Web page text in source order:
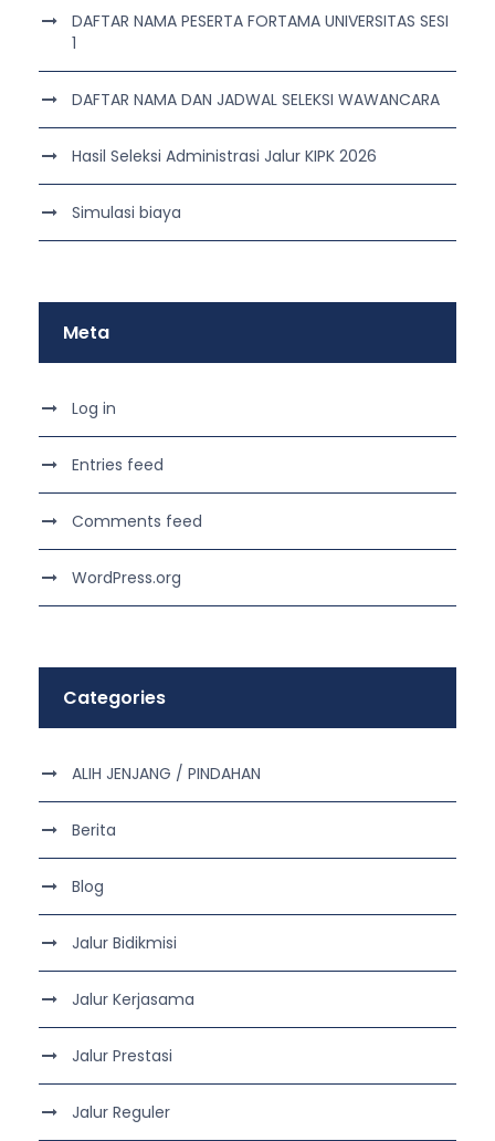
DAFTAR NAMA PESERTA FORTAMA UNIVERSITAS SESI
1
DAFTAR NAMA DAN JADWAL SELEKSI WAWANCARA
Hasil Seleksi Administrasi Jalur KIPK 2026
Simulasi biaya
Meta
Log in
Entries feed
Comments feed
WordPress.org
Categories
ALIH JENJANG / PINDAHAN
Berita
Blog
Jalur Bidikmisi
Jalur Kerjasama
Jalur Prestasi
Jalur Reguler